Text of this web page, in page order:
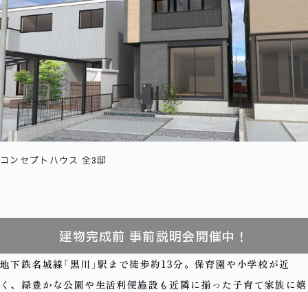
コンセプトハウス 全3邸
建物完成前 事前説明会開催中！
地下鉄名城線「黒川」駅まで徒歩約13分。保育園や小学校が近
く、緑豊かな公園や生活利便施設も近隣に揃った子育て家族に嬉